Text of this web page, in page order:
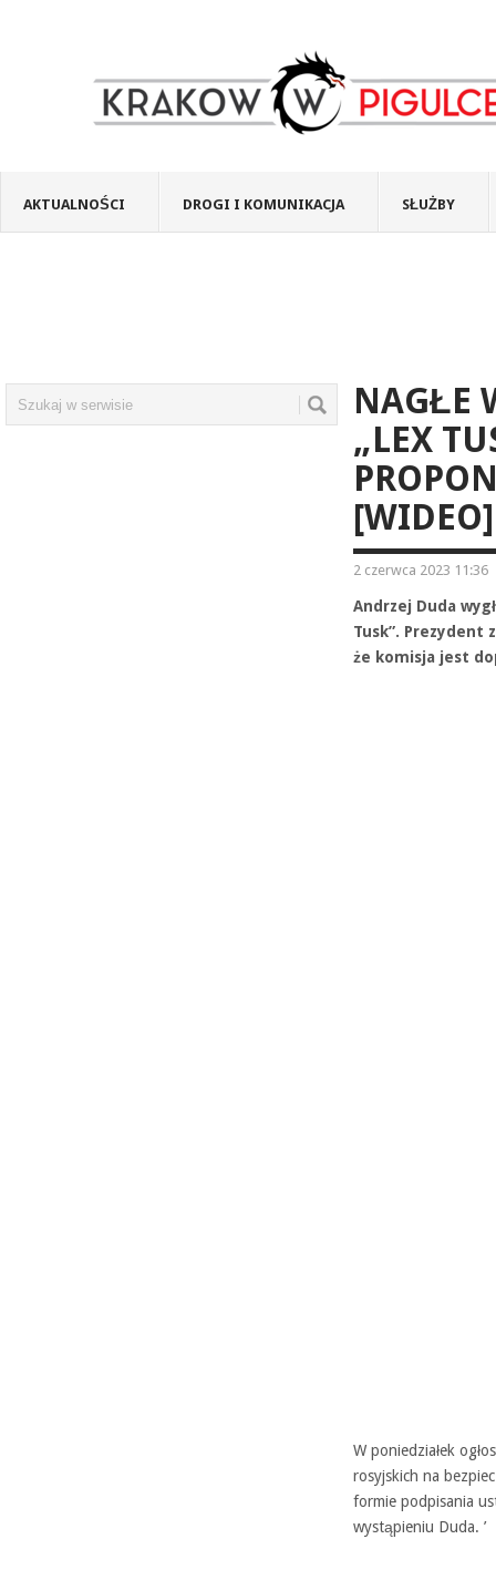
AKTUALNOŚCI DROGI I KOMUNIKACJA SŁUŻBY
NAGŁE
„LEX
[WIDEO]
2 czerwca 2023 11:36
Andrzej Duda
Tusk”. Prezydent
że komisja jest
W poniedziałek
rosyjskich na
formie podpisania
wystąpieniu Duda. ’